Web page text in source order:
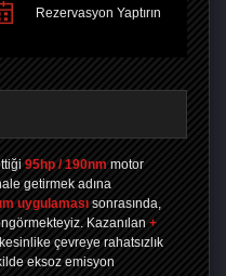
Rezervasyon Yaptırın
95hp / 190nm motor
getirmek adına
uygulaması sonrasında,
Kazanılan +
çevreye rahatsızlık
eksoz emisyon